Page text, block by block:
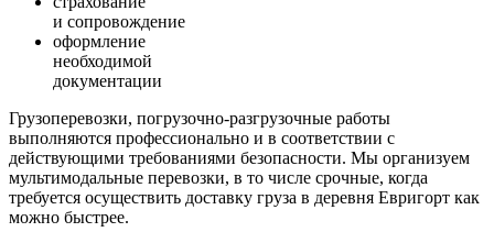
и сопровождение
оформление
необходимой
документации
Грузоперевозки, погрузочно-разгрузочные работы
выполняются профессионально и в соответствии с
действующими требованиями безопасности. Мы организуем
мультимодальные перевозки, в то числе срочные, когда
требуется осуществить доставку груза в деревня Евригорт как
можно быстрее.